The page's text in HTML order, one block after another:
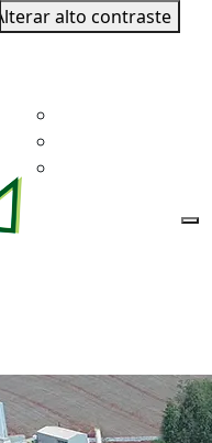
Alterar alto contraste